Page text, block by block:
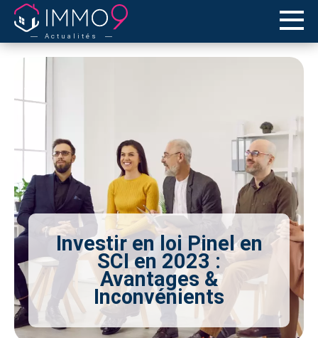
Actualités
Investir en loi Pinel en
SCI en 2023 :
Avantages &
Inconvénients